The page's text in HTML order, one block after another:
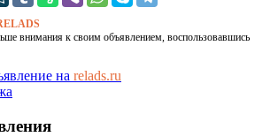
внимания к своим объявлением, воспользовавшись
на relads.ru